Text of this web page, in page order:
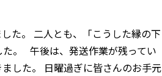
た。 二人とも、「こうした縁の下
。 午後は、発送作業が残ってい
した。 日曜過ぎに皆さんのお手元